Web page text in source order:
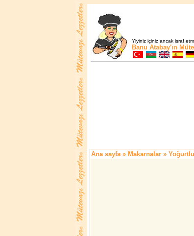
Yiyiniz içiniz ancak israf
Banu Atabay'ın
Ana sayfa» Makarnalar »